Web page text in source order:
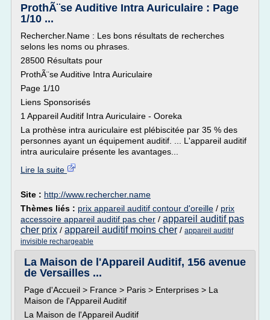
ProthÃ¨se Auditive Intra Auriculaire : Page
1/10 ...
Rechercher.Name : Les bons résultats de recherches
selons les noms ou phrases.
28500 Résultats pour
ProthÃ¨se Auditive Intra Auriculaire
Page 1/10
Liens Sponsorisés
1 Appareil Auditif Intra Auriculaire - Ooreka
La prothèse intra auriculaire est plébiscitée par 35 % des
personnes ayant un équipement auditif. ... L'appareil auditif
intra auriculaire présente les avantages...
Lire la suite
Site : http://www.rechercher.name
Thèmes liés : prix appareil auditif contour d'oreille / prix
accessoire appareil auditif pas cher / appareil auditif pas
cher prix / appareil auditif moins cher / appareil auditif
invisible rechargeable
La Maison de l'Appareil Auditif, 156 avenue
de Versailles ...
Page d'Accueil > France > Paris > Enterprises > La
Maison de l'Appareil Auditif
La Maison de l'Appareil Auditif